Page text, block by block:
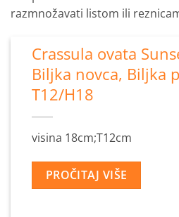
razmnožavati listom ili
Crassula ovata
Biljka novca, Biljka
T12/H18
visina 18cm;T12cm
PROČITAJ VIŠE